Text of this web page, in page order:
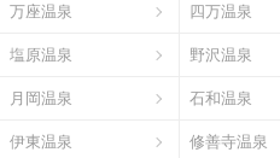
万座温泉 四万温泉
塩原温泉 野沢温泉
月岡温泉 石和温泉
伊東温泉 修善寺温泉